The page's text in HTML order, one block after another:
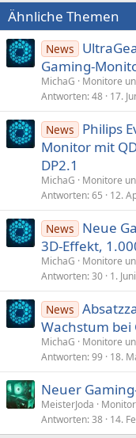
Ähnliche Themen
News
Gaming-
MichaG
Monitore
Antworten 48 17.
News
Philips
Monitor mit
DP2.1
MichaG
Monitore
Antworten 65 12.
News
Neue
3D-Effekt,
MichaG
Monitore
Antworten 30 1.
News
Wachstum
MichaG
Monitore
Antworten 99 18.
Neuer
MeisterJoda
Antworten 38 14.